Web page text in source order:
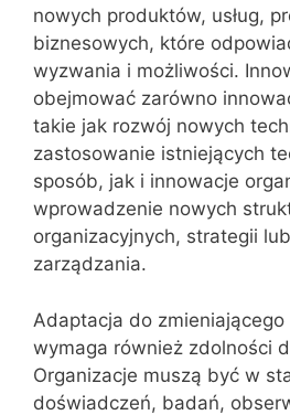
nowych produktów, usług,
biznesowych, które
wyzwania i możliwości.
obejmować zarówno
takie jak rozwój nowych
zastosowanie istniejących
sposób, jak i innowacje
wprowadzenie nowych
organizacyjnych, strategii
zarządzania.
Adaptacja do
wymaga również zdolności
Organizacje muszą być w
doświadczeń, badań,